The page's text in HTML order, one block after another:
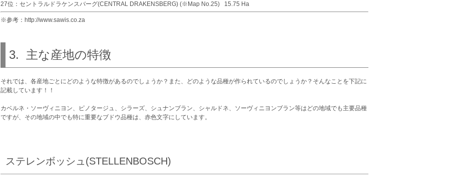
27位：セントラルドラケンスバーグ(CENTRAL DRAKENSBERG) (※Map No.25) 15.75 Ha
※参考：http://www.sawis.co.za
3. 主な産地の特徴
それでは、各産地ごとにどのような特徴があるのでしょうか？また、どのような品種が作られているのでしょうか？そんなことを下記に
記載しています！！
カベルネ・ソーヴィニヨン、ピノタージュ、シラーズ、シュナンブラン、シャルドネ、ソーヴィニヨンブラン等はどの地域でも主要品種
ですが、その地域の中でも特に重要なブドウ品種は、赤色文字にしています。
ステレンボッシュ(STELLENBOSCH)